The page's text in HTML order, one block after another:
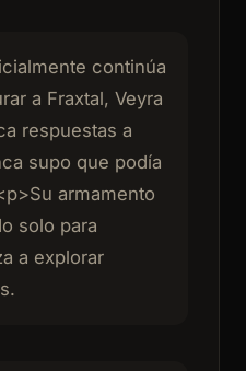
continúa
a Fraxtal, Veyra
respuestas a
supo que podía
armamento
solo para
a explorar